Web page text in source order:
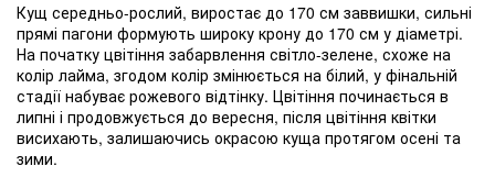
Кущ середньо-рослий, виростає до 170 см заввишки, сильні
прямі пагони формують широку крону до 170 см у діаметрі.
На початку цвітіння забарвлення світло-зелене, схоже на
колір лайма, згодом колір змінюється на білий, у фінальній
стадії набуває рожевого відтінку. Цвітіння починається в
липні і продовжується до вересня, після цвітіння квітки
висихають, залишаючись окрасою куща протягом осені та
зими.